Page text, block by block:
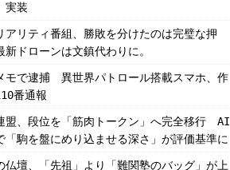
実装
アリティ番組、勝敗を分けたのは完璧な押
新ドローンは文鎮代わりに。
モで逮捕 異世界パトロール搭載スマホ、作
番通報
盟、段位を「筋肉トークン」へ完全移行 AI
「駒を盤にめり込ませる深さ」が評価基準に
仏壇、「先祖」より「難関塾のバッグ」が上